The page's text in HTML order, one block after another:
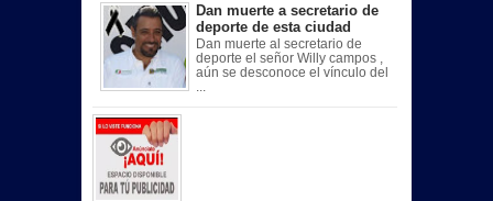
Dan muerte a secretario de
deporte de esta ciudad
Dan muerte al secretario de
deporte el señor Willy campos ,
aún se desconoce el vínculo del